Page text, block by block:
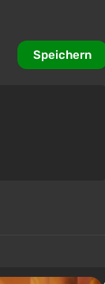
Speichern